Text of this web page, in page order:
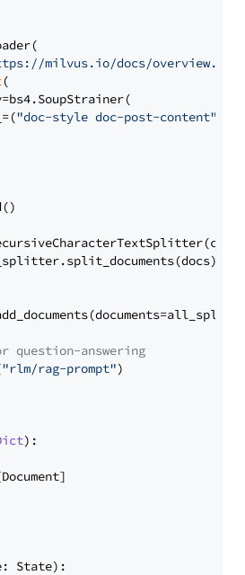
milvus.io/docs/overview.md"
(
"doc-style doc-post-content"
question-answering
"rlm/rag-prompt")
):
State):